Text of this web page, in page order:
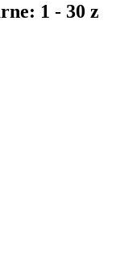
1 - 30 z